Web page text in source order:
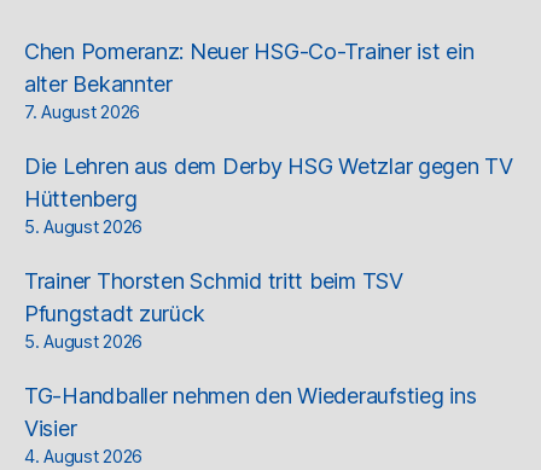
Chen Pomeranz: Neuer HSG-Co-Trainer ist ein
alter Bekannter
7. August 2026
Die Lehren aus dem Derby HSG Wetzlar gegen TV
Hüttenberg
5. August 2026
Trainer Thorsten Schmid tritt beim TSV
Pfungstadt zurück
5. August 2026
TG-Handballer nehmen den Wiederaufstieg ins
Visier
4. August 2026